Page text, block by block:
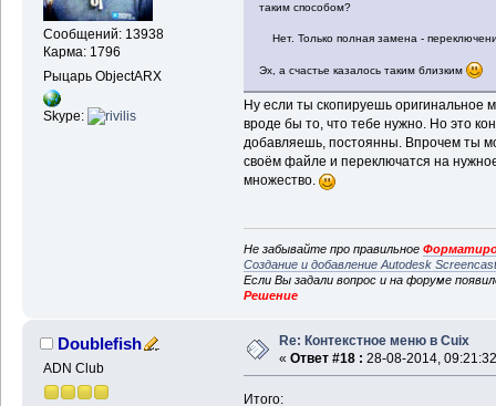
Сообщений: 13938
Карма: 1796
Рыцарь ObjectARX
Skype:
таким способом?
Нет. Только полная замена -
Эх, а счастье казалось таким близким
Ну если ты скопируешь оригинальное
вроде бы то, что тебе нужно. Но это
добавляешь, постоянны. Впрочем ты
своём файле и переключатся на
множество.
Не забывайте про правильное
Создание и добавление Autodesk
Если Вы задали вопрос и на форуме
Решение
Doublefish
ADN Club
Re: Контекстное меню в Cuix
« Ответ #18 : 28-08-2014,
Итого: